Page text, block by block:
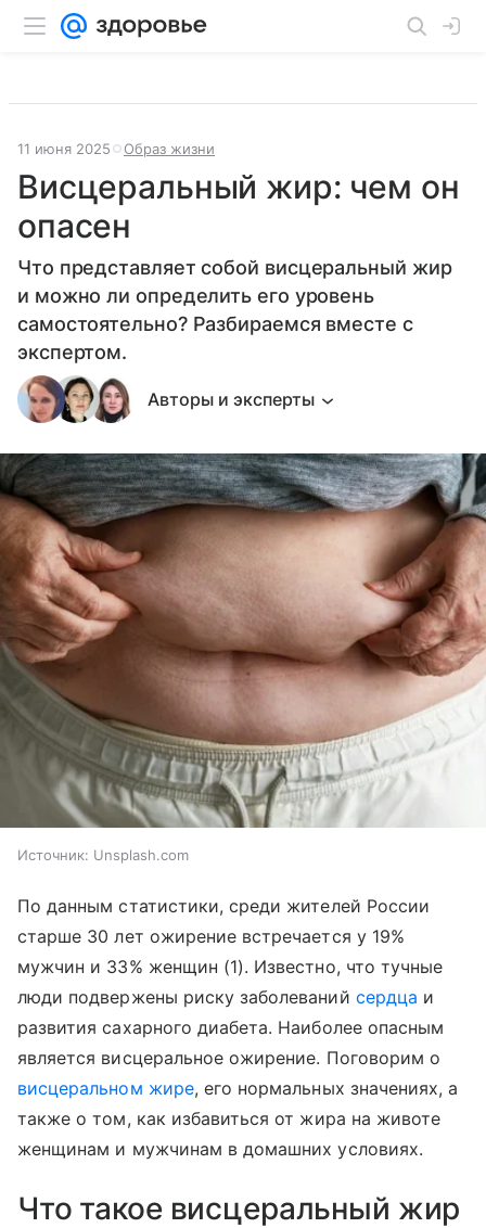
11 июня 2025 Образ жизни
Висцеральный жир: чем он
опасен
Что представляет собой висцеральный жир
и можно ли определить его уровень
самостоятельно? Разбираемся вместе с
экспертом.
Авторы и эксперты
Источник: Unsplash.com
По данным статистики, среди жителей России
старше 30 лет ожирение встречается у 19%
мужчин и 33% женщин (1). Известно, что тучные
люди подвержены риску заболеваний сердца и
развития сахарного диабета. Наиболее опасным
является висцеральное ожирение. Поговорим о
висцеральном жире, его нормальных значениях, а
также о том, как избавиться от жира на животе
женщинам и мужчинам в домашних условиях.
Что такое висцеральный жир